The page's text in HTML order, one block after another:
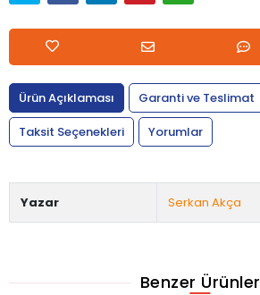
Ürün Açıklaması
Garanti ve Teslimat
Taksit Seçenekleri
Yorumlar
Yazar Serkan Akça
Benzer Ürünler